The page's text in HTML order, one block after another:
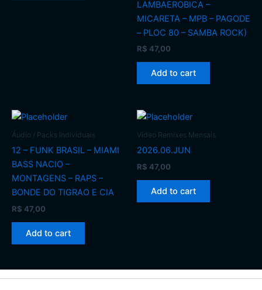
LAMBAEROBICA –
MICARETA – MPB – PAGODE
– PLOC 80 – SAMBA ROCK)
R$ 47,00
Add to cart
Áudio / Packs Individuais
12 – FUNK BRASIL – MIAMI
BASS NACIO –
MONTAGENS – RAPS –
BONDE DO TIGRAO E CIA
R$ 47,00
Add to cart
Vídeo Remixes Mensais
2026.06.JUN
R$ 47,00
Add to cart